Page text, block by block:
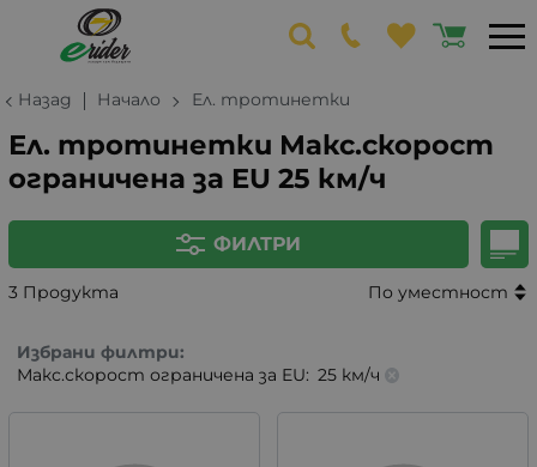
Назад Начало Ел. тротинетки
Ел. тротинетки Макс.скорост
ограничена за EU 25 км/ч
ФИЛТРИ
3 Продукта По уместност
Избрани филтри:
Макс.скорост ограничена за EU: 25 км/ч